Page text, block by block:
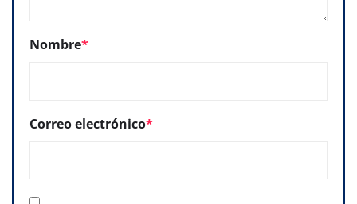
Nombre*
Correo electrónico*